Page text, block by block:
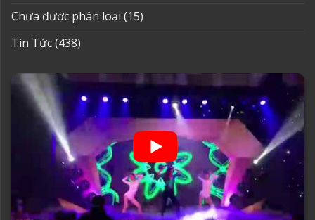
Chưa được phân loại (15)
Tin Tức(438)